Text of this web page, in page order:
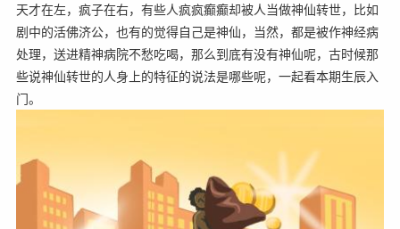
天才在左，疯子在右，有些人疯疯癫癫却被人当做神仙转世，比如
剧中的活佛济公，也有的觉得自己是神仙，当然，都是被作神经病
处理，送进精神病院不愁吃喝，那么到底有没有神仙呢，古时候那
些说神仙转世的人身上的特征的说法是哪些呢，一起看本期生辰入
门。